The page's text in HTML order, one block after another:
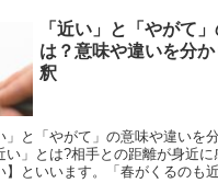
「近い」と「やがて
は？意味や違いを分
釈
」と「やがて」の意味や違いを
い」とは?相手との距離が身近に
】といいます。「春がくるのも